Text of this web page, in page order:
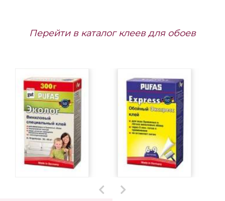
Перейти в каталог клеев для обоев